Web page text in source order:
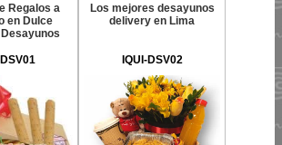
Regalos a
en Dulce
Los mejores desayunos
delivery en Lima
IQUI-DSV02